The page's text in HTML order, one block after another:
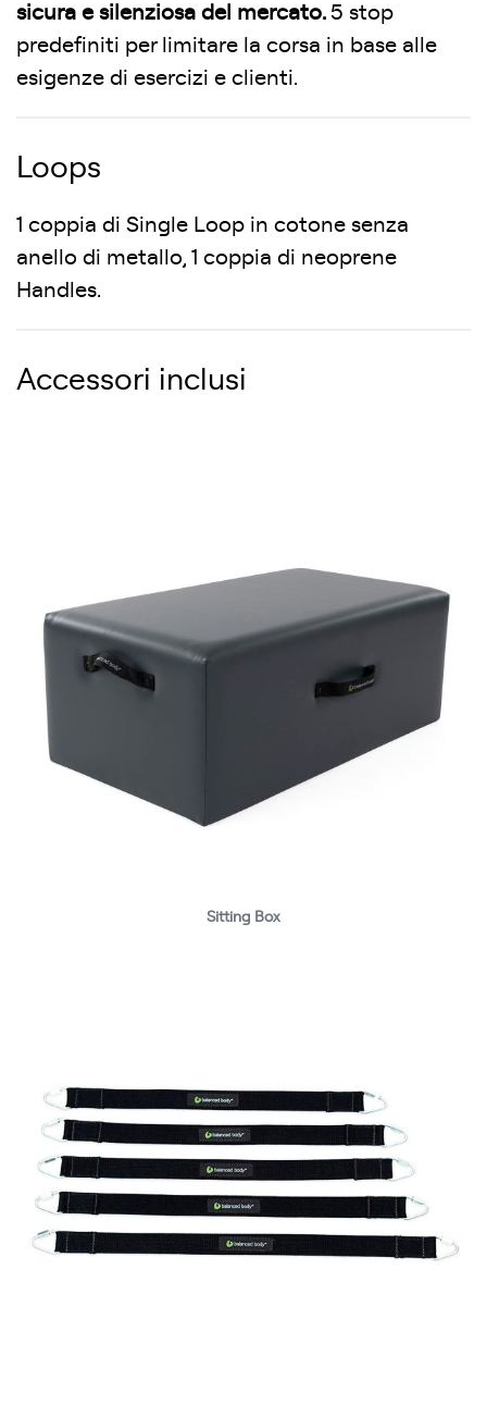
sicura e silenziosa del mercato. 5 stop
predefiniti per limitare la corsa in base alle
esigenze di esercizi e clienti.
Loops
1 coppia di Single Loop in cotone senza
anello di metallo, 1 coppia di neoprene
Handles.
Accessori inclusi
Sitting Box